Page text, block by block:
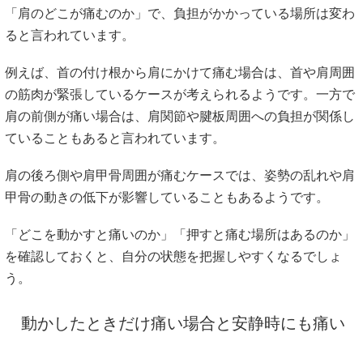
「肩のどこが痛むのか」で、負担がかかっている場所は変わ
ると言われています。
例えば、首の付け根から肩にかけて痛む場合は、首や肩周囲
の筋肉が緊張しているケースが考えられるようです。一方で
肩の前側が痛い場合は、肩関節や腱板周囲への負担が関係し
ていることもあると言われています。
肩の後ろ側や肩甲骨周囲が痛むケースでは、姿勢の乱れや肩
甲骨の動きの低下が影響していることもあるようです。
「どこを動かすと痛いのか」「押すと痛む場所はあるのか」
を確認しておくと、自分の状態を把握しやすくなるでしょ
う。
動かしたときだけ痛い場合と安静時にも痛い